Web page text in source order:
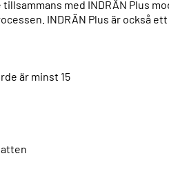
med INDRÄN Plus
INDRÄN Plus är
är minst 15